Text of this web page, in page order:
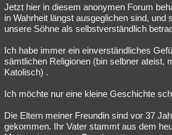
Jetzt hier in diesem anonymen Forum
in Wahrheit längst ausgeglichen sind, und
unsere Söhne als selbstverständlich
Ich habe immer ein einverständliches
sämtlichen Religionen (bin selbner ateist,
Katolisch) .
Ich möchte nur eine kleine Geschichte
Die Eltern meiner Freundin sind vor 37
gekommen. Ihr Vater stammt aus dem